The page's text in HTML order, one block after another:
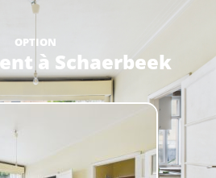
OPTION
à Schaerbeek